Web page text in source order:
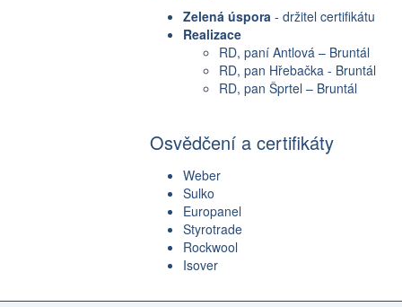
Zelená úspora - držitel certifikátu
Realizace
RD, paní Antlová – Bruntál
RD, pan Hřebačka - Bruntál
RD, pan Šprtel – Bruntál
Osvědčení a certifikáty
Weber
Sulko
Europanel
Styrotrade
Rockwool
Isover